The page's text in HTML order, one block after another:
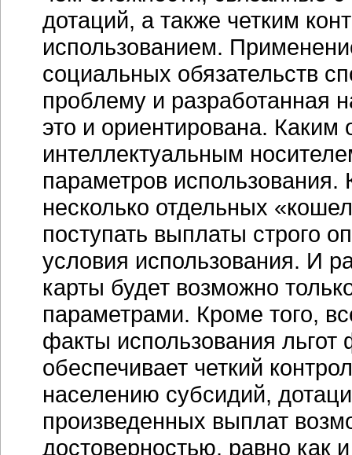
дотаций, а также четким
использованием.
социальных обязательств
проблему и разработанная
это и ориентирована. Каким
интеллектуальным
параметров
несколько отдельных
поступать выплаты строго
условия использования. И
карты будет возможно
параметрами. Кроме того,
факты использования льгот
обеспечивает четкий
населению субсидий,
произведенных выплат
достоверностью, равно как